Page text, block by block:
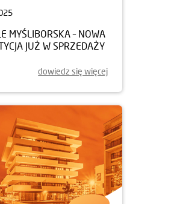
MYŚLIBORSKA – NOWA
JUŻ W SPRZEDAŻY
dowiedz się więcej